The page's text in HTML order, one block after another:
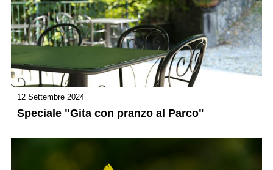
12 Settembre 2024
Speciale "Gita con pranzo al Parco"